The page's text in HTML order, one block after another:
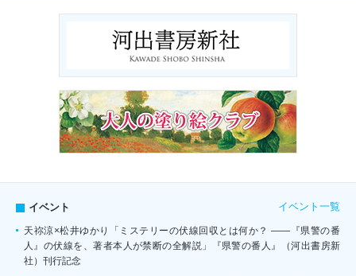
イベント イベント一覧
天祢涼×松井ゆかり「ミステリーの伏線回収とは何か？ ――『県警の番
人』の伏線を、著者本人が禁断の全解説」『県警の番人』（河出書房新
社）刊行記念